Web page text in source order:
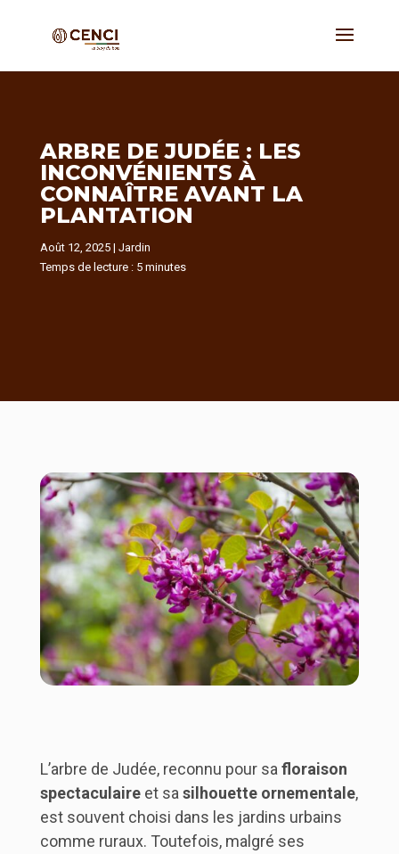
ARBRE DE JUDÉE : LES
INCONVÉNIENTS À
CONNAÎTRE AVANT LA
PLANTATION
Août 12, 2025| Jardin
Temps de lecture : 5 minutes
L’arbre de Judée, reconnu pour sa floraison
spectaculaireet sa silhouette ornementale,
est souvent choisi dans les jardins urbains
comme ruraux. Toutefois, malgré ses